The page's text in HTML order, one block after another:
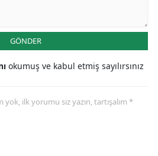
GÖNDER
okumuş ve kabul etmiş sayılırsınız
ilk yorumu siz yazın, tartışalım *